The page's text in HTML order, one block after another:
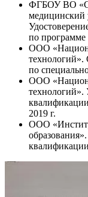
ФГБОУ ВО
медицинский
по программе
ООО
технологий».
по
ООО
технологий».
2019 г.
ООО